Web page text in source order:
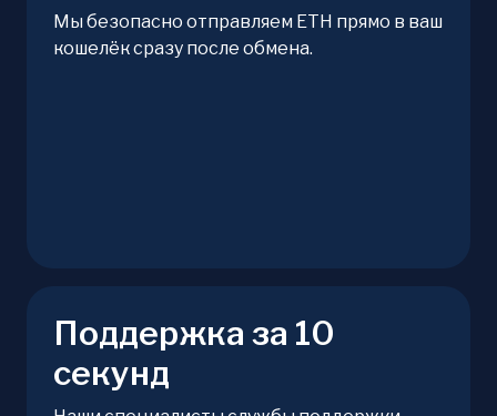
Мы безопасно отправляем ETH прямо в ваш
кошелёк сразу после обмена.
Поддержка за 10
секунд